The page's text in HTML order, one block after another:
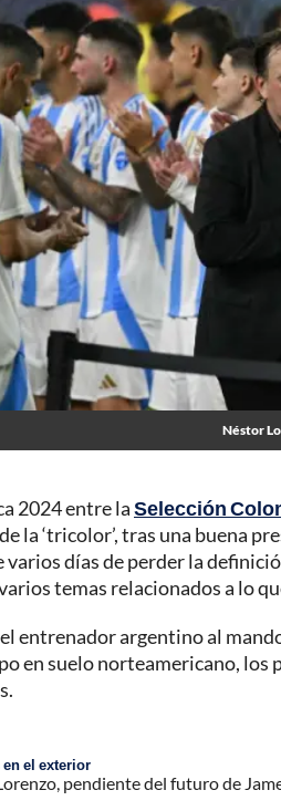
Néstor
2024 entre laSelección
la ‘tricolor’, tras una buena
varios días de perder la
temas relacionados a lo
entrenador argentino al
en suelo norteamericano,
el exterior
pendiente del futuro de